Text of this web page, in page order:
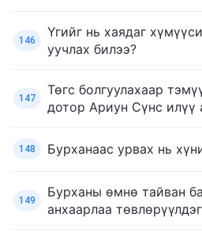
146
Үгийг нь хаядаг
уучлах билээ?
147
Төгс болгуулахаар
дотор Ариун Сүнс илүү
148 Бурханаас урвах нь
149
Бурханы өмнө тайван
анхаарлаа төвлөрүүлдэг